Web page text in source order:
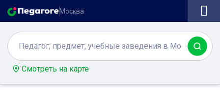
Москва
Смотреть на карте